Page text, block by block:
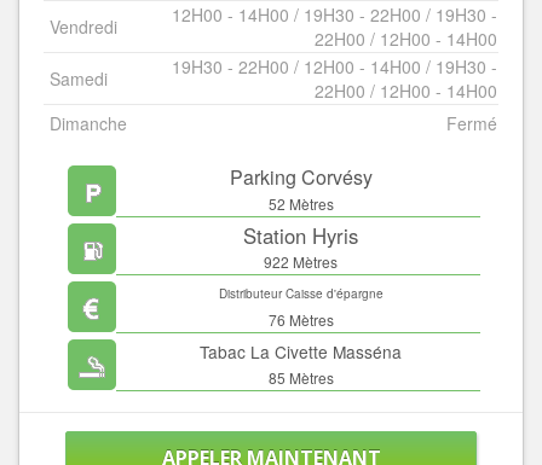
Vendredi
12H00 - 14H00 / 19H30 - 22H00 / 19H30 -
22H00 / 12H00 - 14H00
Samedi
19H30 - 22H00 / 12H00 - 14H00 / 19H30 -
22H00 / 12H00 - 14H00
Dimanche
Fermé
Parking Corvésy
52 Mètres
Station Hyris
922 Mètres
Distributeur Caisse d'épargne
76 Mètres
Tabac La Civette Masséna
85 Mètres
APPELER MAINTENANT